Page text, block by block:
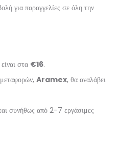
για παραγγελίες σε όλη την
στα €16.
Aramex, θα αναλάβει
συνήθως από 2-7 εργάσιμες